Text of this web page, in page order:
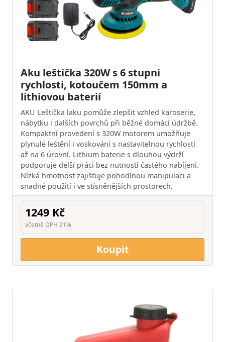
Aku leštička 320W s 6 stupni
rychlosti, kotoučem 150mm a
lithiovou baterií
AKU Leštička laku pomůže zlepšit vzhled karoserie,
nábytku i dalších povrchů při běžné domácí údržbě.
Kompaktní provedení s 320W motorem umožňuje
plynulé leštění i voskování s nastavitelnou rychlostí
až na 6 úrovní. Lithium baterie s dlouhou výdrží
podporuje delší práci bez nutnosti častého nabíjení.
Nízká hmotnost zajišťuje pohodlnou manipulaci a
snadné použití i ve stísněnějších prostorech.
1249 Kč
včetně DPH 21%
Koupit